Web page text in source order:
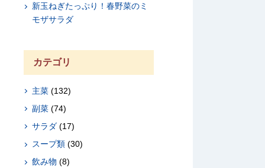
新玉ねぎたっぷり！春野菜のミ
モザサラダ
カテゴリ
主菜 (132)
副菜 (74)
サラダ (17)
スープ類 (30)
飲み物 (8)